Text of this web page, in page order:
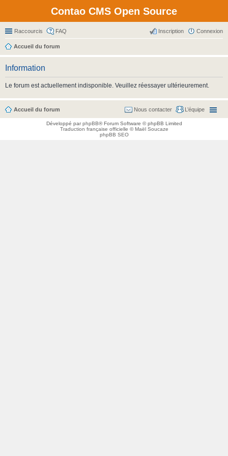
Contao CMS Open Source
Raccourcis FAQ Connexion
Inscription
Accueil du forum
Information
Le forum est actuellement indisponible. Veuillez réessayer ultérieurement.
Accueil du forum L’équipe
Nous contacter
Développé parphpBB® Forum Software © phpBB Limited
Traduction française officielle ©Maël Soucaze
phpBB SEO